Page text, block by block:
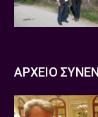
ΑΡΧΕΙΟ